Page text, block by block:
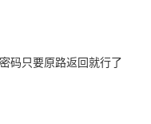
码只要原路返回就行了